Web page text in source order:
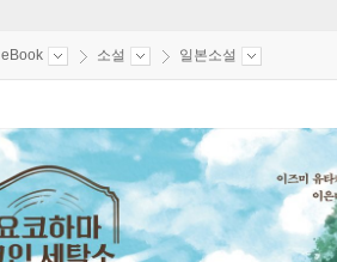
eBook 소설 일본소설